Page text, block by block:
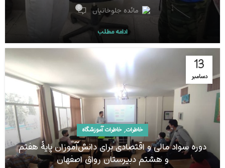
مائده جلوخانیان 0
ادامه مطلب
13
دسامبر
خاطرات, خاطرات آموزشگاه
دوره سواد مالی و اقتصادی برای دانش‌آموزان پایۀ هفتم
و هشتم دبیرستان رواق اصفهان